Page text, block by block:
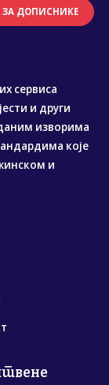
ЗА ДОПИСНИКЕ
сервиса
и други
изворима
које
и